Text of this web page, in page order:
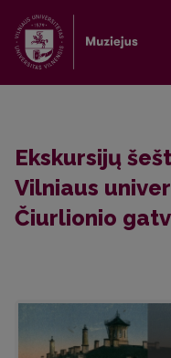
Ekskursijų
Vilniaus
Čiurlionio